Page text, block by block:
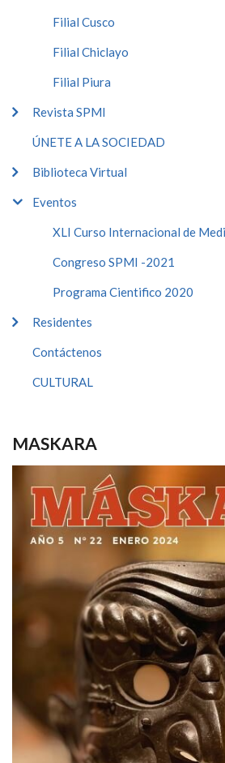
Filial Cusco
Filial Chiclayo
Filial Piura
Revista SPMI
ÚNETE A LA SOCIEDAD
Biblioteca Virtual
Eventos
XLI Curso Internacional de
Congreso SPMI -2021
Programa Cientifico 2020
Residentes
Contáctenos
CULTURAL
MASKARA